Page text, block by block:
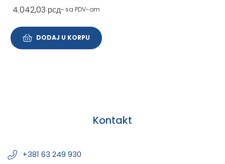
4.042,03 рсд~ sa PDV-om
DODAJ U KORPU
Kontakt
+381 63 249 930